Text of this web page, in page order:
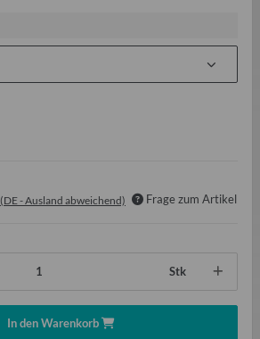
(DE - Ausland abweichend) Frage zum Artikel
Stk
In den Warenkorb